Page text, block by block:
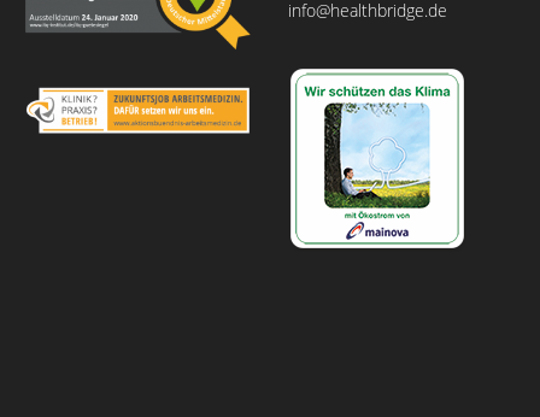
info@healthbridge.de